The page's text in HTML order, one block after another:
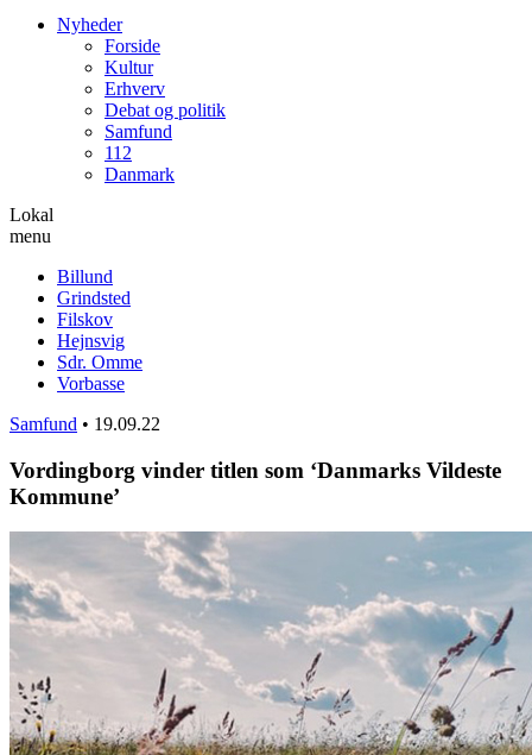
Nyheder
Forside
Kultur
Erhverv
Debat og politik
Samfund
112
Danmark
Lokal
menu
Billund
Grindsted
Filskov
Hejnsvig
Sdr. Omme
Vorbasse
Samfund • 19.09.22
Vordingborg vinder titlen som ‘Danmarks Vildeste
Kommune’